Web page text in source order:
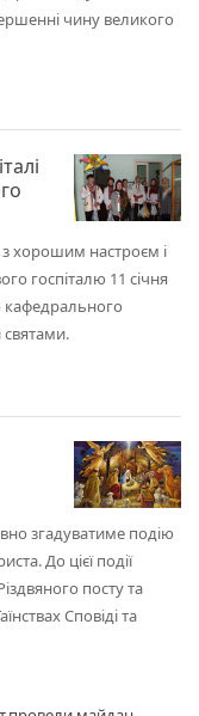
чину великого
хорошим настроєм і
госпіталю 11 січня
кафедрального
святами.
згадуватиме подію
До цієї події
посту та
Сповіді та